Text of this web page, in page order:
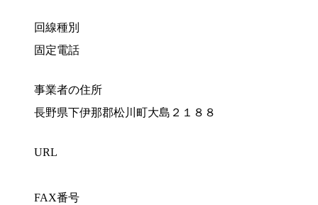
回線種別
固定電話
事業者の住所
長野県下伊那郡松川町大島２１８８
URL
FAX番号